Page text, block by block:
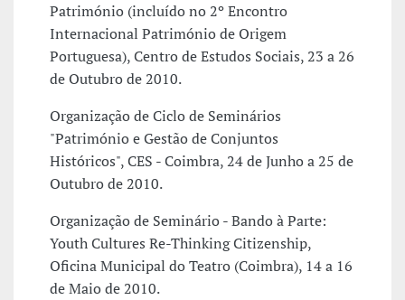
Património (incluído no 2º Encontro
Internacional Património de Origem
Portuguesa), Centro de Estudos Sociais, 23 a 26
de Outubro de 2010.
Organização de Ciclo de Seminários
"Património e Gestão de Conjuntos
Históricos", CES - Coimbra, 24 de Junho a 25 de
Outubro de 2010.
Organização de Seminário - Bando à Parte:
Youth Cultures Re-Thinking Citizenship,
Oficina Municipal do Teatro (Coimbra), 14 a 16
de Maio de 2010.